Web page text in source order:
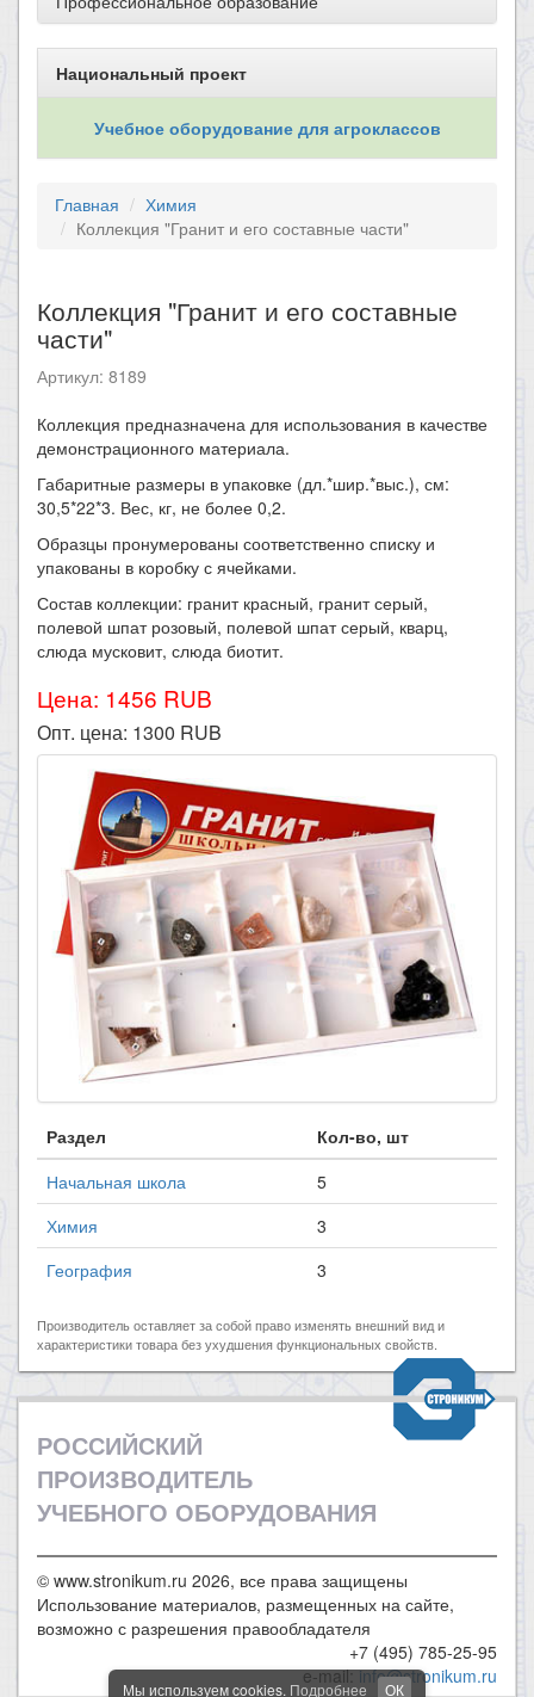
Национальный проект
Учебное оборудование для агроклассов
Главная
Химия
Коллекция "Гранит и его составные части"
Коллекция "Гранит и его составные
части"
Артикул: 8189
Коллекция предназначена для использования в качестве
демонстрационного материала.
Габаритные размеры в упаковке (дл.*шир.*выс.), см:
30,5*22*3. Вес, кг, не более 0,2.
Образцы пронумерованы соответственно списку и
упакованы в коробку с ячейками.
Состав коллекции: гранит красный, гранит серый,
полевой шпат розовый, полевой шпат серый, кварц,
слюда мусковит, слюда биотит.
Цена: 1456 RUB
Опт. цена: 1300 RUB
Раздел
Кол-во, шт
Начальная школа
5
Химия
3
География
3
Производитель оставляет за собой право изменять внешний вид и
характеристики товара без ухудшения функциональных свойств.
РОССИЙСКИЙ
ПРОИЗВОДИТЕЛЬ
УЧЕБНОГО ОБОРУДОВАНИЯ
© www.stronikum.ru 2026, все права защищены
Использование материалов, размещенных на сайте,
возможно с разрешения правообладателя
+7 (495) 785-25-95
e-mail:info@stronikum.ru
Мы используем cookies. Подробнее ОК